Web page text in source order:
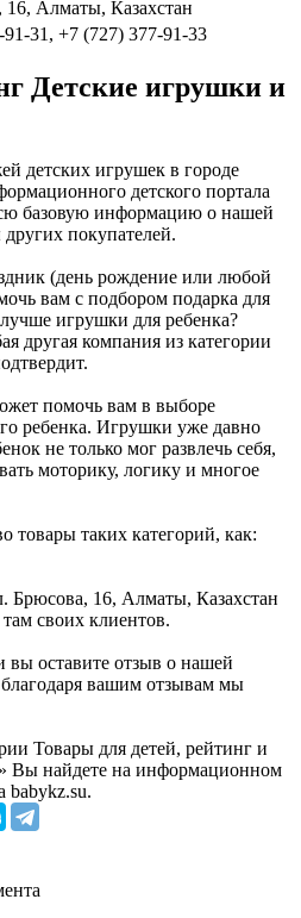
16, Алматы, Казахстан
31, +7 (727) 377-91-33
Детские игрушки и
детских игрушек в городе
детского портала
базовую информацию о нашей
покупателей.
(день рождение или любой
вам с подбором подарка для
игрушки для ребенка?
другая компания из категории
помочь вам в выборе
ребенка. Игрушки уже давно
не только мог развлечь себя,
моторику, логику и многое
товары таких категорий, как:
Брюсова, 16, Алматы, Казахстан
своих клиентов.
оставите отзыв о нашей
вашим отзывам мы
Товары для детей, рейтинг и
Вы найдете на информационном
babykz.su.